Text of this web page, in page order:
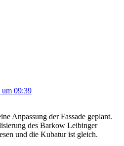
um 09:39
Anpassung der Fassade geplant.
des Barkow Leibinger
und die Kubatur ist gleich.